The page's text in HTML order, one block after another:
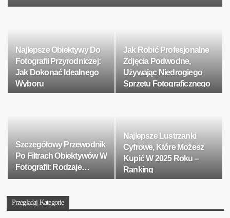
Najlepsze Obiektywy Do
Fotografii Przyrodniczej:
Jak Dokonać Idealnego
Wyboru
Jak Robić Profesjonalne
Zdjęcia Podwodne,
Używając Niedrogiego
Sprzętu Fotograficznego
Szczegółowy Przewodnik
Po Filtrach Obiektywów W
Fotografii: Rodzaje…
Najlepsze Lustrzanki
Cyfrowe, Które Możesz
Kupić W 2025 Roku –
Ranking
Przeglądaj Kategorię